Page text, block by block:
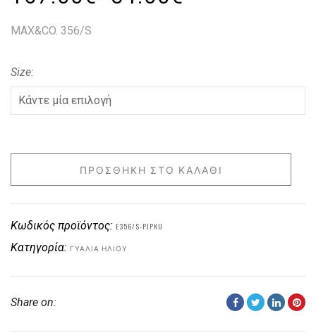
MAX&CO. 356/S
Size
ΠΡΟΣΘΉΚΗ ΣΤΟ ΚΑΛΆΘΙ
Κωδικός προϊόντος: E356/S-PJPKU
Κατηγορία: ΓΥΑΛΙΆ ΗΛΊΟΥ
Share on: